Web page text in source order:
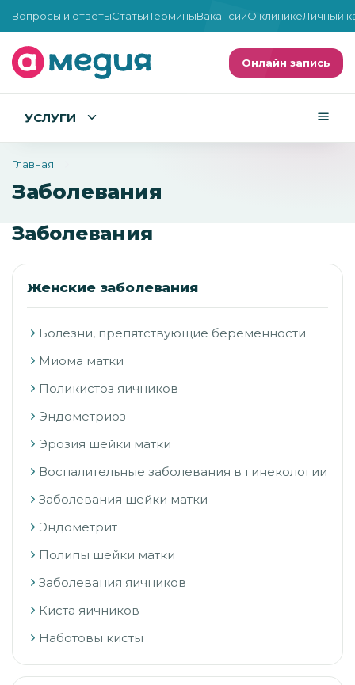
Вопросы и ответыСтатьиТерминыВакансииО клиникеЛичный
Онлайн запись
УСЛУГИ
Главная
Заболевания
Заболевания
Женские заболевания
Болезни, препятствующие беременности
Миома матки
Поликистоз яичников
Эндометриоз
Эрозия шейки матки
Воспалительные заболевания в гинекологии
Заболевания шейки матки
Эндометрит
Полипы шейки матки
Заболевания яичников
Киста яичников
Наботовы кисты